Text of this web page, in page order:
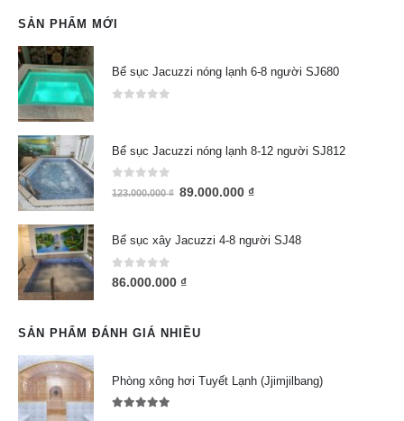
SẢN PHẨM MỚI
Bể sục Jacuzzi nóng lạnh 6-8 người SJ680
Bể sục Jacuzzi nóng lạnh 8-12 người SJ812
out of 5
123.000.000₫ 89.000.000 ₫
Bể sục xây Jacuzzi 4-8 người SJ48
0 out of 5
86.000.000 ₫
SẢN PHẨM ĐÁNH GIÁ NHIỀU
Phòng xông hơi Tuyết Lạnh (Jjimjilbang)